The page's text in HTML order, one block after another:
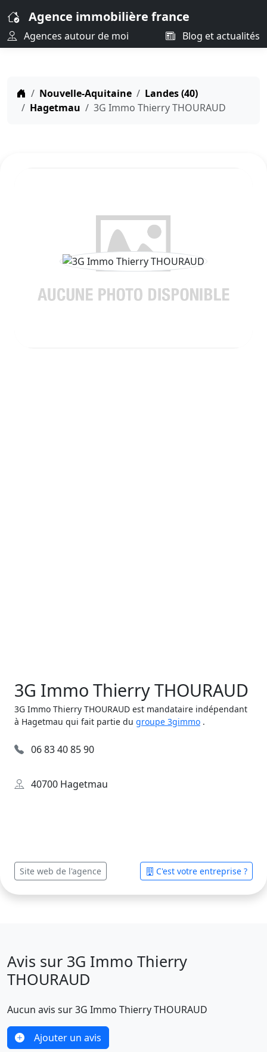
Agence immobilière france
Agences autour de moi Blog et actualités
Nouvelle-Aquitaine
Landes (40)
Hagetmau
3G Immo Thierry THOURAUD
3G Immo Thierry THOURAUD
3G Immo Thierry THOURAUD est mandataire indépendant
à Hagetmau qui fait partie du groupe 3gimmo .
06 83 40 85 90
40700 Hagetmau
Site web de l'agence C'est votre entreprise ?
Avis sur 3G Immo Thierry
THOURAUD
Aucun avis sur 3G Immo Thierry THOURAUD
Ajouter un avis